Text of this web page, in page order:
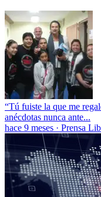
“Tú fuiste la que me
anécdotas nunca ante...
hace 9 meses · Prensa